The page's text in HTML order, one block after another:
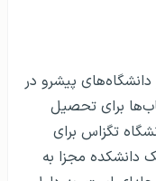
دانشگاه‌های پیشرو در
برای تحصیل
تگزاس برای
دانشکده مجزا به